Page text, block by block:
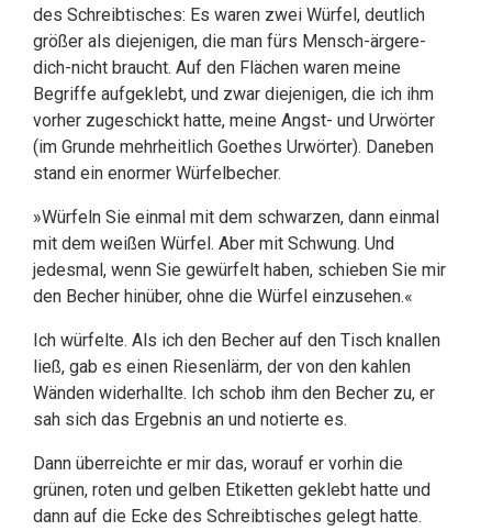
des Schreibtisches: Es waren zwei Würfel, deutlich
größer als diejenigen, die man fürs Mensch-ärgere-
dich-nicht braucht. Auf den Flächen waren meine
Begriffe aufgeklebt, und zwar diejenigen, die ich ihm
vorher zugeschickt hatte, meine Angst- und Urwörter
(im Grunde mehrheitlich Goethes Urwörter). Daneben
stand ein enormer Würfelbecher.
»Würfeln Sie einmal mit dem schwarzen, dann einmal
mit dem weißen Würfel. Aber mit Schwung. Und
jedesmal, wenn Sie gewürfelt haben, schieben Sie mir
den Becher hinüber, ohne die Würfel einzusehen.«
Ich würfelte. Als ich den Becher auf den Tisch knallen
ließ, gab es einen Riesenlärm, der von den kahlen
Wänden widerhallte. Ich schob ihm den Becher zu, er
sah sich das Ergebnis an und notierte es.
Dann überreichte er mir das, worauf er vorhin die
grünen, roten und gelben Etiketten geklebt hatte und
dann auf die Ecke des Schreibtisches gelegt hatte.